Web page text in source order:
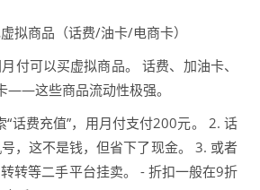
拟商品（话费/油卡/电商卡）
付可以买虚拟商品。 话费、加油卡、
——这些商品流动性极强。
“话费充值”，用月付支付200元。 2. 话
，这不是钱，但省下了现金。 3. 或者
转等二手平台挂卖。 - 折扣一般在9折